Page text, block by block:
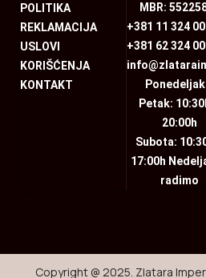
POLITIKA
REKLAMACIJA
USLOVI
KORIŠĆENJA
KONTAKT
MBR:
+381 11 324
+381 62 324
Petak:
20:00h
Subota:
17:00h
radimo
Copyright @ 2025. Zlatara